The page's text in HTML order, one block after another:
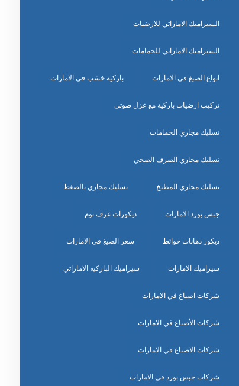
السيراميك الاماراتي للارضيات
السيراميك الاماراتي للحمامات
انواع الصبغ في الامارات باركيه خشب في الامارات
تركيب ارضيات باركية مع عزل صوتي
تسليك مجاري الحمامات
تسليك مجاري الصرف الصحي
تسليك مجاري المطبخ تسليك مجاري بالضغط
جبس بورد الامارات ديكورات غرف نوم
ديكور دهانات حوائط سعر الصبغ في الامارات
سيراميك الامارات سيراميك الباركيه الاماراتي
شركات اصباغ في الامارات
شركات الأصباغ في الامارات
شركات الاصباغ في الامارات
شركات جبس بورد في الامارات